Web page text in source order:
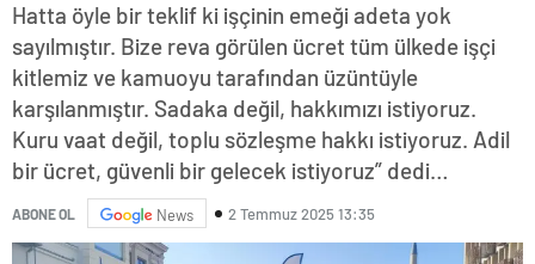
Hatta öyle bir teklif ki işçinin emeği adeta yok
sayılmıştır. Bize reva görülen ücret tüm ülkede işçi
kitlemiz ve kamuoyu tarafından üzüntüyle
karşılanmıştır. Sadaka değil, hakkımızı istiyoruz.
Kuru vaat değil, toplu sözleşme hakkı istiyoruz. Adil
bir ücret, güvenli bir gelecek istiyoruz” dedi…
ABONE OL News 2 Temmuz 2025 13:35